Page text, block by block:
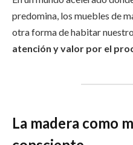
predomina, los muebles de
otra forma de habitar
atención y valor por el
La madera como